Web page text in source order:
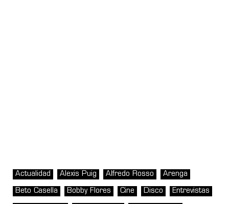
Actualidad Alexis Puig Alfredo Rosso Arenga
Beto Casella Bobby Flores Cine Disco Entrevistas